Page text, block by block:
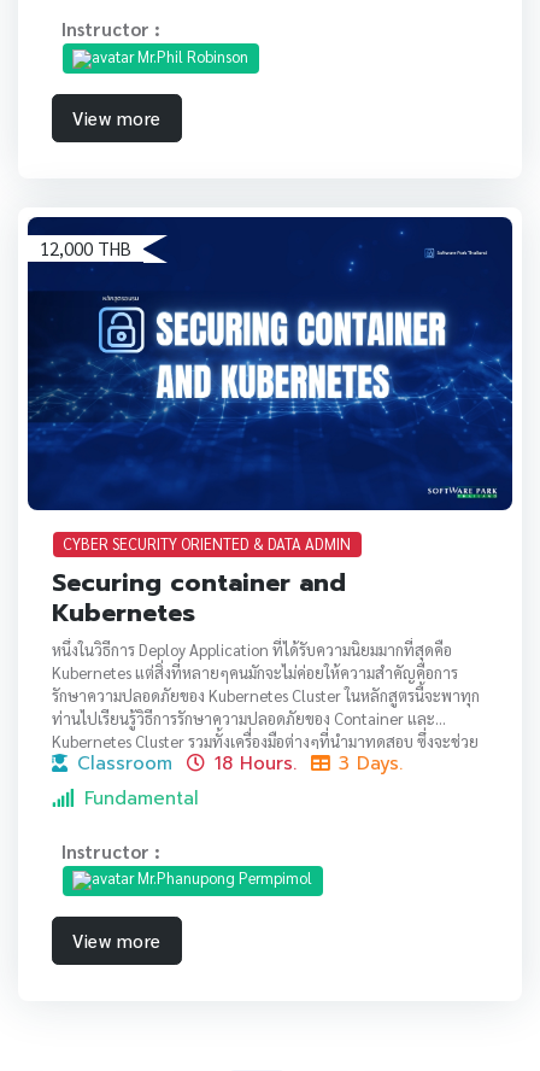
Instructor :
Mr.Phil Robinson
View more
12,000 THB
CYBER SECURITY ORIENTED & DATA ADMIN
Securing container and
Kubernetes
หนึ่งในวิธีการ Deploy Application ที่ได้รับความนิยมมากที่สุดคือ
Kubernetes แต่สิ่งที่หลายๆคนมักจะไม่ค่อยให้ความสำคัญคือการ
รักษาความปลอดภัยของ Kubernetes Cluster ในหลักสูตรนี้จะพาทุก
ท่านไปเรียนรู้วิธีการรักษาความปลอดภัยของ Container และ
Kubernetes Cluster รวมทั้งเครื่องมือต่างๆที่นำมาทดสอบ ซึ่งจะช่วย
ให้ Kubernetes ของคุณมีควาปลอดภัยมากขึ้น
Classroom 18 Hours.
3 Days.
Fundamental
Instructor :
Mr.Phanupong Permpimol
View more